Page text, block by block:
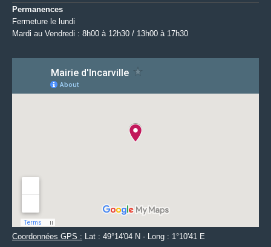
Permanences
Fermeture le lundi
Mardi au Vendredi : 8h00 à 12h30 / 13h00 à 17h30
Coordonnées GPS : Lat : 49°14'04 N - Long : 1°10'41 E